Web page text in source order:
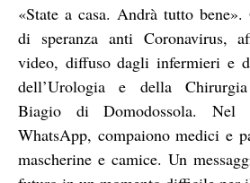
«State a casa. Andrà tutto
di speranza anti Coronavirus,
video, diffuso dagli infermieri e
dell’Urologia e della Chirurgia
Biagio di Domodossola.
WhatsApp, compaiono medici e
mascherine e camice. Un